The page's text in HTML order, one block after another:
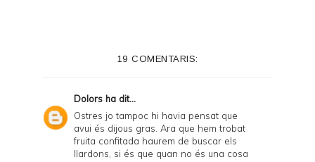
i
19 COMENTARIS:
Dolors ha dit...
Ostres jo tampoc hi havia pensat que
avui és dijous gras. Ara que hem trobat
fruita confitada haurem de buscar els
llardons, si és que quan no és una cosa